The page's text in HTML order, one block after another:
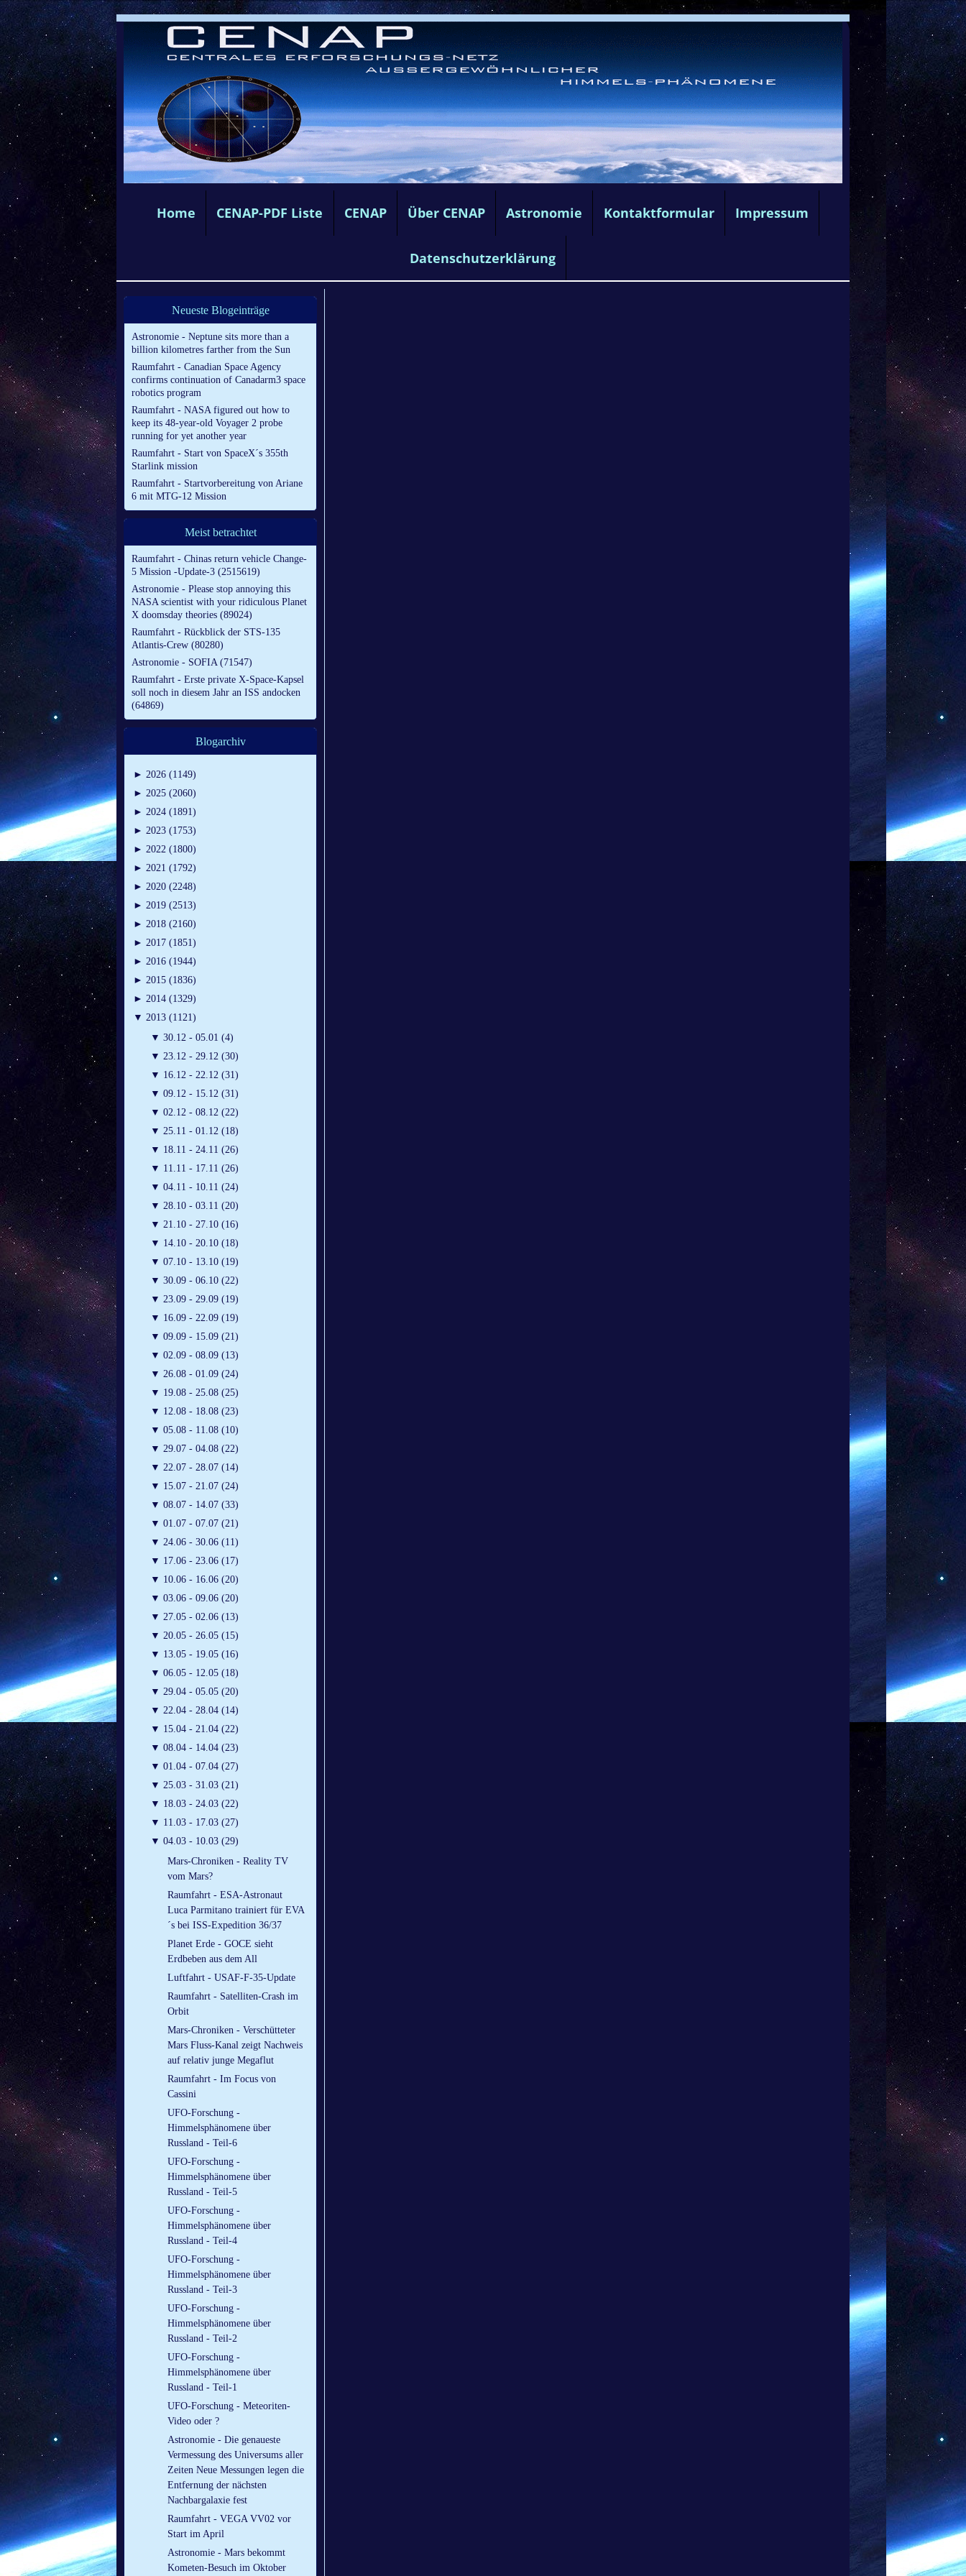
Home CENAP-PDF Liste CENAP Über CENAP Astronomie Kontaktformular Impressum
Datenschutzerklärung
Neueste Blogeinträge
Astronomie - Neptune sits more than a
billion kilometres farther from the Sun
Raumfahrt - Canadian Space Agency
confirms continuation of Canadarm3 space
robotics program
Raumfahrt - NASA figured out how to
keep its 48-year-old Voyager 2 probe
running for yet another year
Raumfahrt - Start von SpaceX´s 355th
Starlink mission
Raumfahrt - Startvorbereitung von Ariane
6 mit MTG-12 Mission
Meist betrachtet
Raumfahrt - Chinas return vehicle Change-
5 Mission -Update-3 (2515619)
Astronomie - Please stop annoying this
NASA scientist with your ridiculous Planet
X doomsday theories (89024)
Raumfahrt - Rückblick der STS-135
Atlantis-Crew (80280)
Astronomie - SOFIA (71547)
Raumfahrt - Erste private X-Space-Kapsel
soll noch in diesem Jahr an ISS andocken
(64869)
Blogarchiv
► 2026 (1149)
► 2025 (2060)
► 2024 (1891)
► 2023 (1753)
► 2022 (1800)
► 2021 (1792)
► 2020 (2248)
► 2019 (2513)
► 2018 (2160)
► 2017 (1851)
► 2016 (1944)
► 2015 (1836)
► 2014 (1329)
▼ 2013 (1121)
▼ 30.12 - 05.01 (4)
▼ 23.12 - 29.12 (30)
▼ 16.12 - 22.12 (31)
▼ 09.12 - 15.12 (31)
▼ 02.12 - 08.12 (22)
▼ 25.11 - 01.12 (18)
▼ 18.11 - 24.11 (26)
▼ 11.11 - 17.11 (26)
▼ 04.11 - 10.11 (24)
▼ 28.10 - 03.11 (20)
▼ 21.10 - 27.10 (16)
▼ 14.10 - 20.10 (18)
▼ 07.10 - 13.10 (19)
▼ 30.09 - 06.10 (22)
▼ 23.09 - 29.09 (19)
▼ 16.09 - 22.09 (19)
▼ 09.09 - 15.09 (21)
▼ 02.09 - 08.09 (13)
▼ 26.08 - 01.09 (24)
▼ 19.08 - 25.08 (25)
▼ 12.08 - 18.08 (23)
▼ 05.08 - 11.08 (10)
▼ 29.07 - 04.08 (22)
▼ 22.07 - 28.07 (14)
▼ 15.07 - 21.07 (24)
▼ 08.07 - 14.07 (33)
▼ 01.07 - 07.07 (21)
▼ 24.06 - 30.06 (11)
▼ 17.06 - 23.06 (17)
▼ 10.06 - 16.06 (20)
▼ 03.06 - 09.06 (20)
▼ 27.05 - 02.06 (13)
▼ 20.05 - 26.05 (15)
▼ 13.05 - 19.05 (16)
▼ 06.05 - 12.05 (18)
▼ 29.04 - 05.05 (20)
▼ 22.04 - 28.04 (14)
▼ 15.04 - 21.04 (22)
▼ 08.04 - 14.04 (23)
▼ 01.04 - 07.04 (27)
▼ 25.03 - 31.03 (21)
▼ 18.03 - 24.03 (22)
▼ 11.03 - 17.03 (27)
▼ 04.03 - 10.03 (29)
Mars-Chroniken - Reality TV
vom Mars?
Raumfahrt - ESA-Astronaut
Luca Parmitano trainiert für EVA
´s bei ISS-Expedition 36/37
Planet Erde - GOCE sieht
Erdbeben aus dem All
Luftfahrt - USAF-F-35-Update
Raumfahrt - Satelliten-Crash im
Orbit
Mars-Chroniken - Verschütteter
Mars Fluss-Kanal zeigt Nachweis
auf relativ junge Megaflut
Raumfahrt - Im Focus von
Cassini
UFO-Forschung -
Himmelsphänomene über
Russland - Teil-6
UFO-Forschung -
Himmelsphänomene über
Russland - Teil-5
UFO-Forschung -
Himmelsphänomene über
Russland - Teil-4
UFO-Forschung -
Himmelsphänomene über
Russland - Teil-3
UFO-Forschung -
Himmelsphänomene über
Russland - Teil-2
UFO-Forschung -
Himmelsphänomene über
Russland - Teil-1
UFO-Forschung - Meteoriten-
Video oder ?
Astronomie - Die genaueste
Vermessung des Universums aller
Zeiten Neue Messungen legen die
Entfernung der nächsten
Nachbargalaxie fest
Raumfahrt - VEGA VV02 vor
Start im April
Astronomie - Mars bekommt
Kometen-Besuch im Oktober